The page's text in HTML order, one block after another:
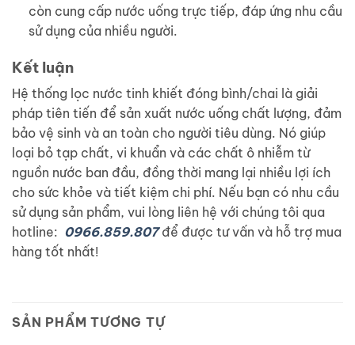
còn cung cấp nước uống trực tiếp, đáp ứng nhu cầu
sử dụng của nhiều người.
Kết luận
Hệ thống lọc nước tinh khiết đóng bình/chai là giải
pháp tiên tiến để sản xuất nước uống chất lượng, đảm
bảo vệ sinh và an toàn cho người tiêu dùng. Nó giúp
loại bỏ tạp chất, vi khuẩn và các chất ô nhiễm từ
nguồn nước ban đầu, đồng thời mang lại nhiều lợi ích
cho sức khỏe và tiết kiệm chi phí. Nếu bạn có nhu cầu
sử dụng sản phẩm, vui lòng liên hệ với chúng tôi qua
hotline: 0966.859.807để được tư vấn và hỗ trợ mua
hàng tốt nhất!
SẢN PHẨM TƯƠNG TỰ